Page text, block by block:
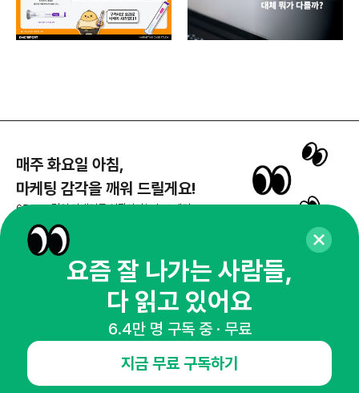
매주 화요일 아침,
마케팅 감각을 깨워 드릴게요!
65,043명의 마케터를 성장시키는 뉴스레터
뉴스레터 구독하기
공지사항 제휴문의
인사이터 신청
뉴스레터
광고안내
요즘 잘 나가는 사람들,
다 읽고 있어요
6.4만 명 구독 중 · 무료
지금 무료 구독하기